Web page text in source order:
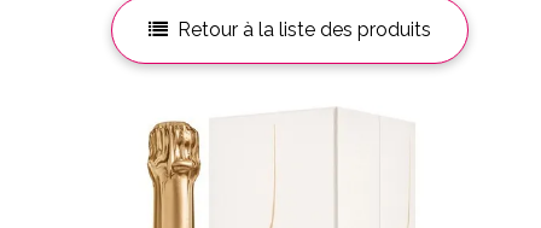
Retour à la liste des produits